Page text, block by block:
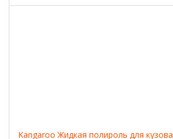
Kangaroo Жидкая полироль для кузова